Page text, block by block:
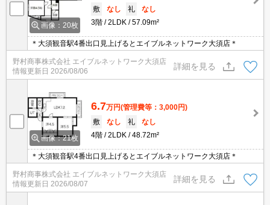
画像：20枚
敷
なし 礼
なし
3階
2LDK 57.09m²
＊大須観音駅4番出口見上げるとエイブルネットワーク大須店＊
野村商事株式会社 エイブルネットワーク大須店
情報更新日 2026/08/06
詳細を見る
画像：21枚
6.7万円(管理費等：3,000円)
敷
なし 礼
なし
4階
2LDK 48.72m²
＊大須観音駅4番出口見上げるとエイブルネットワーク大須店＊
野村商事株式会社 エイブルネットワーク大須店
情報更新日 2026/08/07
詳細を見る